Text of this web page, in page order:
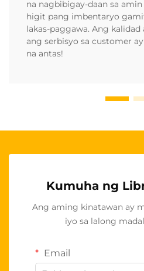
na nagbibigay-daan sa
higit pang imbentaryo
lakas-paggawa. Ang kalidad
ang serbisyo sa customer
na antas!
Kumuha ng
Ang aming kinatawan ay
iyo sa lalong
Email